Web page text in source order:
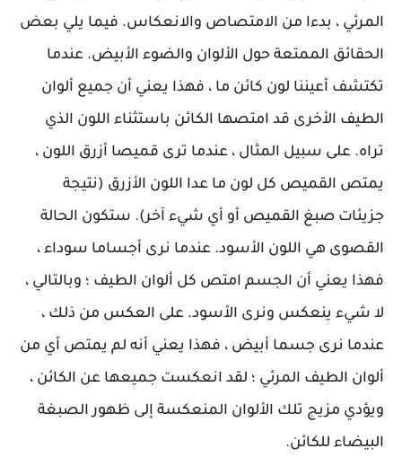
المرئي ، بدءا من الامتصاص والانعكاس. فيما يلي بعض
الحقائق الممتعة حول الألوان والضوء الأبيض. عندما
تكتشف أعيننا لون كائن ما ، فهذا يعني أن جميع ألوان
الطيف الأخرى قد امتصها الكائن باستثناء اللون الذي
تراه. على سبيل المثال ، عندما ترى قميصا أزرق اللون ،
يمتص القميص كل لون ما عدا اللون الأزرق (نتيجة
جزيئات صبغ القميص أو أي شيء آخر). ستكون الحالة
القصوى هي اللون الأسود. عندما نرى أجساما سوداء ،
فهذا يعني أن الجسم امتص كل ألوان الطيف ؛ وبالتالي ،
لا شيء ينعكس ونرى الأسود. على العكس من ذلك ،
عندما نرى جسما أبيض ، فهذا يعني أنه لم يمتص أي من
ألوان الطيف المرئي ؛ لقد انعكست جميعها عن الكائن ،
ويؤدي مزيج تلك الألوان المنعكسة إلى ظهور الصبغة
البيضاء للكائن.